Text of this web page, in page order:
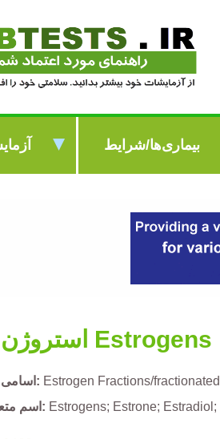
بیماری‌ها/شرایط
Estrogens
اسامی Estrogen Fractions/fractionated
اسم
Estrogens; Estrone; Estradiol;